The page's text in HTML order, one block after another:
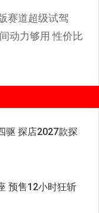
赛道超级试驾
动力够用 性价比
驱 探店2027款探
预售12小时狂斩